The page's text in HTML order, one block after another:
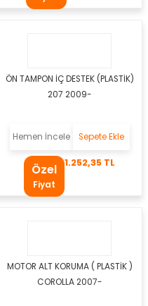
ÖN TAMPON İÇ DESTEK (PLASTİK)
207 2009-
Hemen İncele Sepete Ekle
Özel
Fiyat
1.252,35 TL
MOTOR ALT KORUMA ( PLASTİK )
COROLLA 2007-